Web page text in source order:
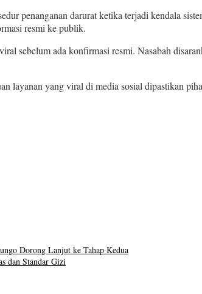
penanganan darurat ketika terjadi kendala
resmi ke publik.
sebelum ada konfirmasi resmi. Nasabah
layanan yang viral di media sosial dipastikan
Dorong Lanjut ke Tahap Kedua
dan Standar Gizi